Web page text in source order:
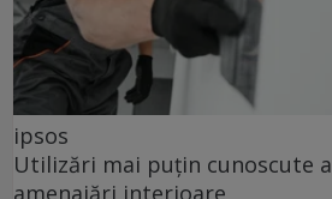
ipsos
Utilizări mai puțin cunoscute
amenajări interioare